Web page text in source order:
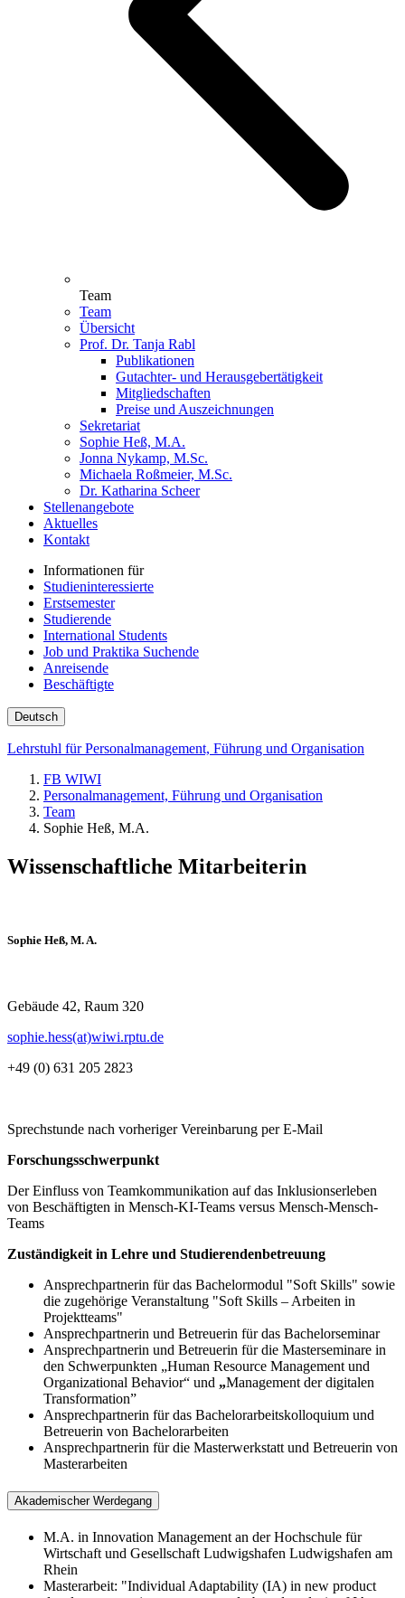
Team
Team
Übersicht
Prof. Dr. Tanja Rabl
Publikationen
Gutachter- und Herausgebertätigkeit
Mitgliedschaften
Preise und Auszeichnungen
Sekretariat
Sophie Heß, M.A.
Jonna Nykamp, M.Sc.
Michaela Roßmeier, M.Sc.
Dr. Katharina Scheer
Stellenangebote
Aktuelles
Kontakt
Informationen für
Studieninteressierte
Erstsemester
Studierende
International Students
Job und Praktika Suchende
Anreisende
Beschäftigte
Deutsch
Lehrstuhl für Personalmanagement, Führung und Organisation
FB WIWI
Personalmanagement, Führung und Organisation
Team
Sophie Heß, M.A.
Wissenschaftliche Mitarbeiterin
Sophie Heß, M. A.
Gebäude 42, Raum 320
sophie.hess(at)wiwi.rptu.de
+49 (0) 631 205 2823
Sprechstunde nach vorheriger Vereinbarung per E-Mail
Forschungsschwerpunkt
Der Einfluss von Teamkommunikation auf das Inklusionserleben
von Beschäftigten in Mensch-KI-Teams versus Mensch-Mensch-
Teams
Zuständigkeit in Lehre und Studierendenbetreuung
Ansprechpartnerin für das Bachelormodul "Soft Skills" sowie
die zugehörige Veranstaltung "Soft Skills – Arbeiten in
Projektteams"
Ansprechpartnerin und Betreuerin für das Bachelorseminar
Ansprechpartnerin und Betreuerin für die Masterseminare in
den Schwerpunkten „Human Resource Management und
Organizational Behavior“ und „Management der digitalen
Transformation”
Ansprechpartnerin für das Bachelorarbeitskolloquium und
Betreuerin von Bachelorarbeiten
Ansprechpartnerin für die Masterwerkstatt und Betreuerin von
Masterarbeiten
Akademischer Werdegang
M.A. in Innovation Management an der Hochschule für
Wirtschaft und Gesellschaft Ludwigshafen Ludwigshafen am
Rhein
Masterarbeit: "Individual Adaptability (IA) in new product